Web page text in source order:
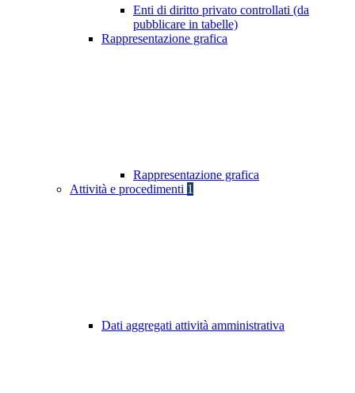
Enti di diritto privato controllati (da
pubblicare in tabelle)
Rappresentazione grafica
Rappresentazione grafica
Attività e procedimenti 1
Dati aggregati attività amministrativa